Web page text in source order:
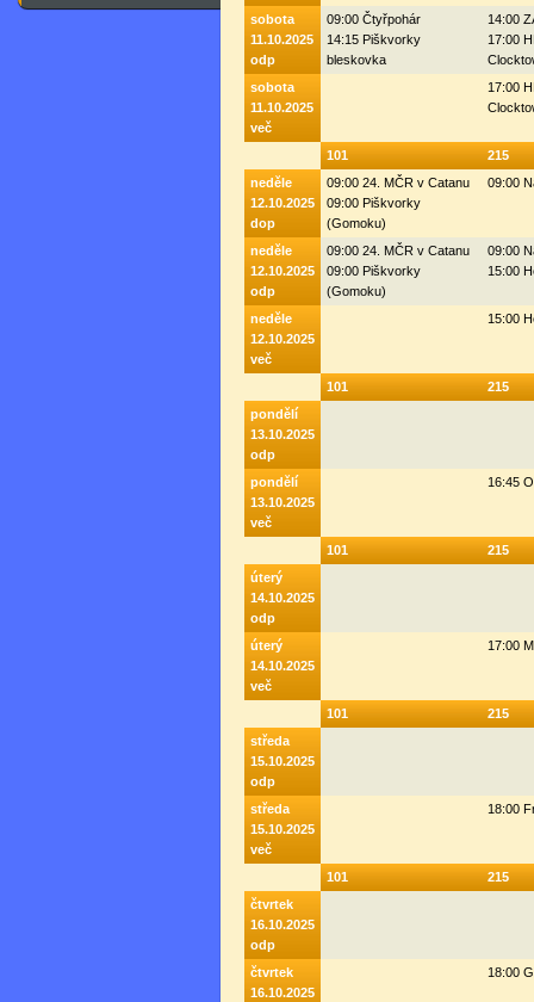
sobota
11.10.2025
odp
09:00 Čtyřpohár
14:15 Piškvorky
bleskovka
14:00
17:00
sobota
11.10.2025
več
17:00
101
215
neděle
12.10.2025
dop
09:00 24. MČR v Catanu
09:00 Piškvorky
(Gomoku)
09:00
neděle
12.10.2025
odp
09:00 24. MČR v Catanu
09:00 Piškvorky
(Gomoku)
09:00
15:00
neděle
12.10.2025
več
15:00
101
215
pondělí
13.10.2025
odp
pondělí
13.10.2025
več
16:45
101
215
úterý
14.10.2025
odp
úterý
14.10.2025
več
17:00
101
215
středa
15.10.2025
odp
středa
15.10.2025
več
18:00
101
215
čtvrtek
16.10.2025
odp
čtvrtek
16.10.2025
18:00